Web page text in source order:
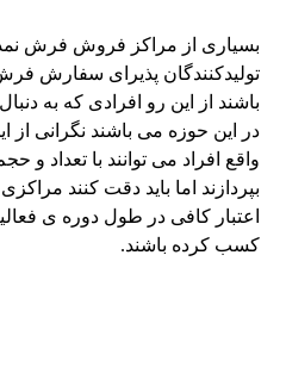
بسیاری از مراکز فروش فرش
تولیدکنندگان پذیرای سفارش
باشند از این رو افرادی که به
در این حوزه می باشند نگرانی از
واقع افراد می توانند با تعداد و
بپردازند اما باید دقت کنند
اعتبار کافی در طول دوره ی
کسب کرده باشند.